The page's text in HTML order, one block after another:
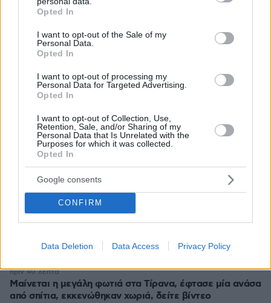
grant or deny consent to Google and its third-party tags to
use your data for below specified purposes in below Google
consent section.
Opted In
I want to opt-out of the Sale of my
Personal Data.
Opted In
I want to opt-out of processing my
Personal Data for Targeted Advertising.
Opted In
I want to opt-out of Collection, Use,
Retention, Sale, and/or Sharing of my
Personal Data that Is Unrelated with the
Purposes for which it was collected.
Opted In
Google consents
CONFIRM
Data Deletion Data Access Privacy Policy
Νετανιάχου: Το Ισραήλ απορρίπτει το ειρηνευτικό
στρατό μέχρι να αφοπλιστεί εντελώς η Χαμάς
μοιάζει με τάση
πριν 10 λεπτά
πριν 10 λεπτά
Η Κλέλια Ανδριολάτου έβαλε το μαγιό της και έκανε
γιόγκα δίπλα στον Αχέροντα, δείτε βίντεο
πριν 18 λεπτά
ΑΑΔΕ: Αιφνιδιαστικοί έλεγχοι χωρίς τοπικές…
πριν 23 λεπτά
Το λάθος που κάνουμε και η ντομάτα χάνει την
αντικαρκινική της δράση
Μαίνεται η μεγάλη φωτιά στα Τίρανα, έφτασε μία ανάσα
από σπίτια, εκκενώθηκαν χωριά, δείτε βίντεο
πριν 40 λεπτά